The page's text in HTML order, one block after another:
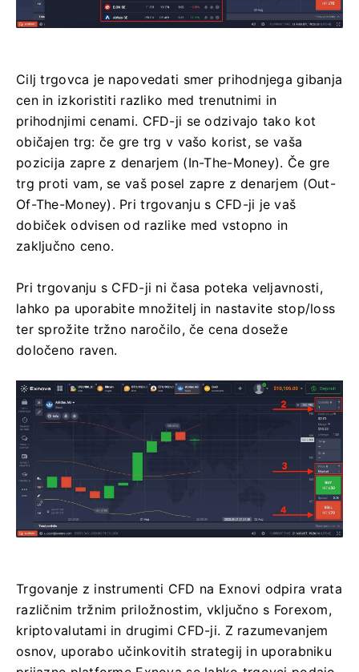
Cilj trgovca je napovedati smer prihodnjega gibanja
cen in izkoristiti razliko med trenutnimi in
prihodnjimi cenami. CFD-ji se odzivajo tako kot
običajen trg: če gre trg v vašo korist, se vaša
pozicija zapre z denarjem (In-The-Money). Če gre
trg proti vam, se vaš posel zapre z denarjem (Out-
Of-The-Money). Pri trgovanju s CFD-ji je vaš
dobiček odvisen od razlike med vstopno in
zaključno ceno.
Pri trgovanju s CFD-ji ni časa poteka veljavnosti,
lahko pa uporabite množitelj in nastavite stop/loss
ter sprožite tržno naročilo, če cena doseže
določeno raven.
Trgovanje z instrumenti CFD na Exnovi odpira vrata
različnim tržnim priložnostim, vključno s Forexom,
kriptovalutami in drugimi CFD-ji. Z razumevanjem
osnov, uporabo učinkovitih strategij in uporabniku